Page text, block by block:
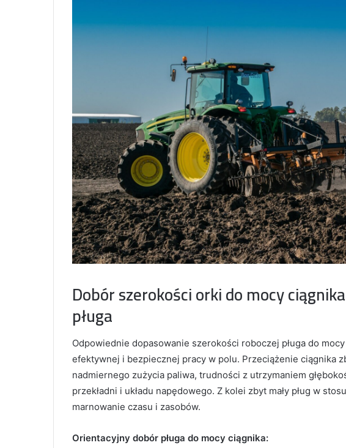
Dobór szerokości orki do mocy
pługa
Odpowiednie dopasowanie szerokości roboczej pługa do
efektywnej i bezpiecznej pracy w polu. Przeciążenie ciągnika
nadmiernego zużycia paliwa, trudności z utrzymaniem
przekładni i układu napędowego. Z kolei zbyt mały pług w
marnowanie czasu i zasobów.
Orientacyjny dobór pługa do mocy ciągnika: